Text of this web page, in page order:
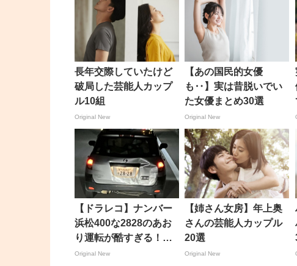
ラクションも
長年交際していたけど
破局した芸能人カップ
ル10組
Original New
【あの国民的女優
も‥】実は昔脱いでい
た女優まとめ30選
Original New
【ドラレコ】ナンバー
浜松400な2828のあお
り運転が酷すぎる！投
稿主は警察に通報済み
Original New
【姉さん女房】年上奥
さんの芸能人カップル
20選
Original New